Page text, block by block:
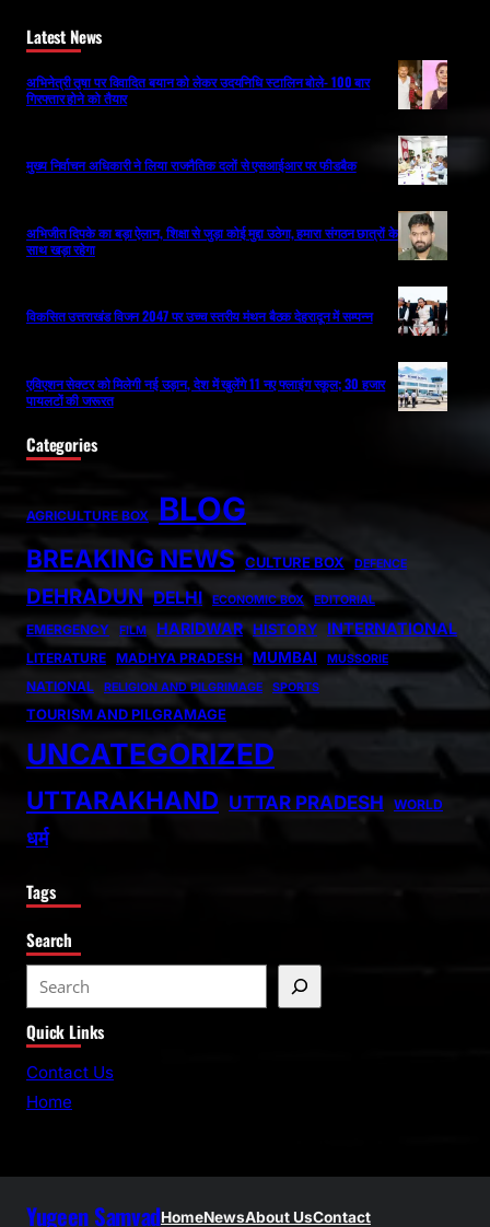
Latest News
अभिनेत्री तृषा पर विवादित बयान को लेकर उदयनिधि स्टालिन बोले- 100 बार
गिरफ्तार होने को तैयार
मुख्य निर्वाचन अधिकारी ने लिया राजनैतिक दलों से एसआईआर पर फीडबैक
अभिजीत दिपके का बड़ा ऐलान, शिक्षा से जुड़ा कोई मुद्दा उठेगा, हमारा संगठन छात्रों के
साथ खड़ा रहेगा
विकसित उत्तराखंड विजन 2047 पर उच्च स्तरीय मंथन बैठक देहरादून में सम्पन्न
एविएशन सेक्टर को मिलेगी नई उड़ान, देश में खुलेंगे 11 नए फ्लाइंग स्कूल; 30 हजार
पायलटों की जरूरत
Categories
AGRICULTURE BOX BLOG
BREAKING NEWS CULTURE BOX DEFENCE
DEHRADUN DELHI ECONOMIC BOX EDITORIAL
EMERGENCY FILM HARIDWAR HISTORY INTERNATIONAL
LITERATURE MADHYA PRADESH MUMBAI MUSSORIE
NATIONAL RELIGION AND PILGRIMAGE SPORTS
TOURISM AND PILGRAMAGE
UNCATEGORIZED
UTTARAKHAND UTTAR PRADESH WORLD
धर्म
Tags
Search
e
a
r
Quick Links
Contact Us
Home
Yugeen SamvadHomeNewsAbout UsContact